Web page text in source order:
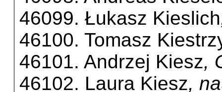
46099. Łukasz Kieslich
46100. Tomasz
46101. Andrzej Kiesz,
46102. Laura Kiesz,